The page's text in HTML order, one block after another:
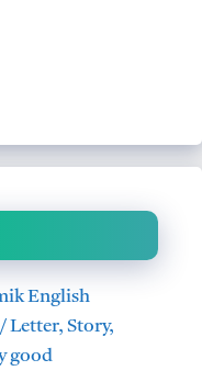
English
Letter, Story,
good